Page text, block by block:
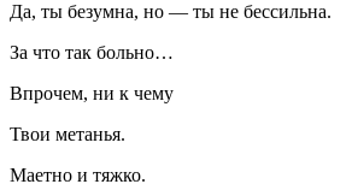
Да, ты безумна, но — ты не бессильна.
За что так больно…
Впрочем, ни к чему
Твои метанья.
Маетно и тяжко.